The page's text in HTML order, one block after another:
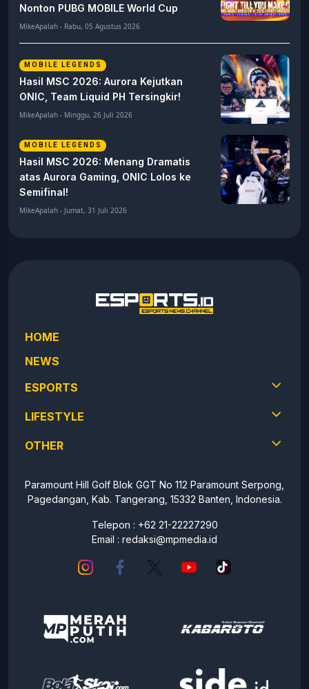
Nonton PUBG MOBILE World Cup
MikeApalah - Rabu, 05 Agustus 2026
MOBILE LEGENDS
Hasil MSC 2026: Aurora Kejutkan
ONIC, Team Liquid PH Tersingkir!
MikeApalah - Minggu, 26 Juli 2026
MOBILE LEGENDS
Hasil MSC 2026: Menang Dramatis
atas Aurora Gaming, ONIC Lolos ke
Semifinal!
MikeApalah - Jumat, 31 Juli 2026
HOME
NEWS
ESPORTS
LIFESTYLE
OTHER
Paramount Hill Golf Blok GGT No 112 Paramount Serpong,
Pagedangan, Kab. Tangerang, 15332 Banten, Indonesia.
Telepon : +62 21-22227290
Email : redaksi@mpmedia.id